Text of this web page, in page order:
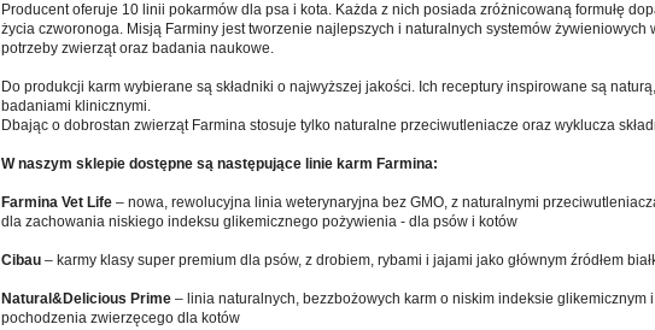
Producent oferuje 10 linii pokarmów dla psa i kota. Każda z nich posiada zróżnicowaną formułę
życia czworonoga. Misją Farminy jest tworzenie najlepszych i naturalnych systemów żywieniowych
potrzeby zwierząt oraz badania naukowe.
Do produkcji karm wybierane są składniki o najwyższej jakości. Ich receptury inspirowane są
badaniami klinicznymi.
Dbając o dobrostan zwierząt Farmina stosuje tylko naturalne przeciwutleniacze oraz wyklucza
W naszym sklepie dostępne są następujące linie karm Farmina:
Farmina Vet Life – nowa, rewolucyjna linia weterynaryjna bez GMO, z naturalnymi
dla zachowania niskiego indeksu glikemicznego pożywienia - dla psów i kotów
Cibau – karmy klasy super premium dla psów, z drobiem, rybami i jajami jako głównym źródłem
Natural&Delicious Prime – linia naturalnych, bezzbożowych karm o niskim indeksie glikemicznym
pochodzenia zwierzęcego dla kotów